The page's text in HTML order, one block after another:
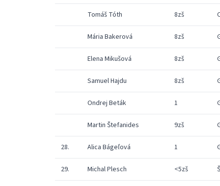
Tomáš Tóth 8zš
Mária Bakerová 8zš
Elena Mikušová 8zš
Samuel Hajdu 8zš
Ondrej Beták 1
Martin Štefanides 9zš
28. Alica Bágeľová 1
29. Michal Plesch <5zš